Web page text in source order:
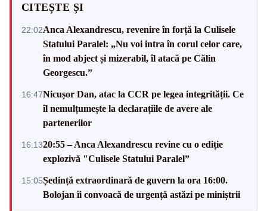
CITEȘTE ȘI
22:02Anca Alexandrescu, revenire în forță la Culisele
Statului Paralel: „Nu voi intra în corul celor care,
în mod abject și mizerabil, îl atacă pe Călin
Georgescu.”
16:47Nicușor Dan, atac la CCR pe legea integrității. Ce
îl nemulțumește la declarațiile de avere ale
partenerilor
16:1320:55 – Anca Alexandrescu revine cu o ediție
explozivă "Culisele Statului Paralel”
15:05Ședință extraordinară de guvern la ora 16:00.
Bolojan îi convoacă de urgență astăzi pe miniștrii